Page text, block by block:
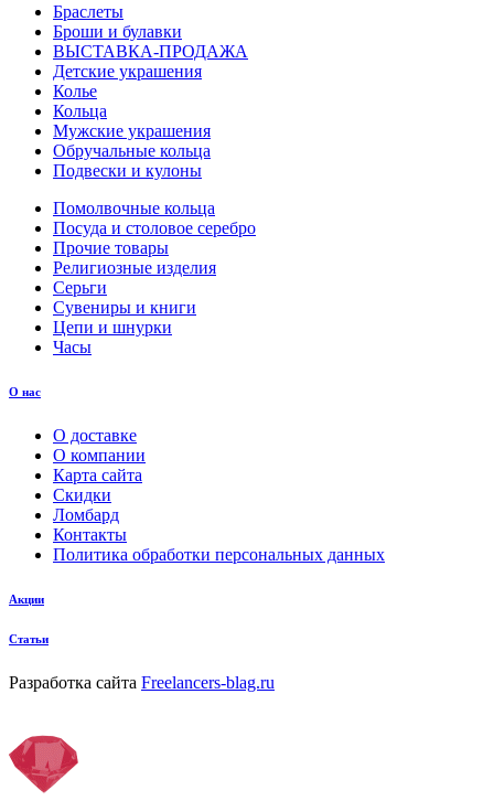
Браслеты
Броши и булавки
ВЫСТАВКА-ПРОДАЖА
Детские украшения
Колье
Кольца
Мужские украшения
Обручальные кольца
Подвески и кулоны
Помолвочные кольца
Посуда и столовое серебро
Прочие товары
Религиозные изделия
Серьги
Сувениры и книги
Цепи и шнурки
Часы
О нас
О доставке
О компании
Карта сайта
Скидки
Ломбард
Контакты
Политика обработки персональных данных
Акции
Статьи
Разработка сайта Freelancers-blag.ru